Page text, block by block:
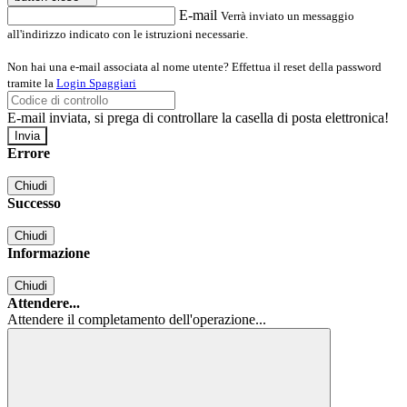
E-mail Verrà inviato un messaggio
all'indirizzo indicato con le istruzioni necessarie.
Non hai una e-mail associata al nome utente? Effettua il reset della password
tramite la Login Spaggiari
E-mail inviata, si prega di controllare la casella di posta elettronica!
Errore
Chiudi
Successo
Chiudi
Informazione
Chiudi
Attendere...
Attendere il completamento dell'operazione...